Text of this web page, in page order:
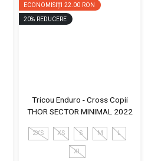
ECONOMISIȚI 22.00 RON
20% REDUCERE
Tricou Enduro - Cross Copii
THOR SECTOR MINIMAL 2022
2XS XS S M L
XL